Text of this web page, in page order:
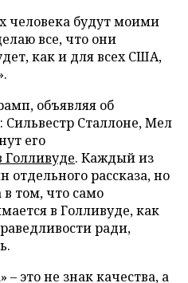
человека будут моими
все, что они
как и для всех США,
объявляя об
Сталлоне, Мел
его
Голливуде. Каждый из
отдельного рассказа, но
в том, что само
в Голливуде, как
ради,
– это не знак качества, а